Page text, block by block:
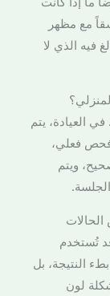
مع مظهر
فيه الذي لا
العيادة، يتم
فحص فعلي،
ويتم
الحالات
تُستخدم
النتيجة، بل
لون